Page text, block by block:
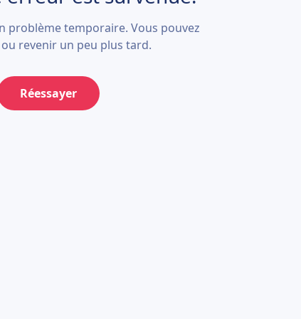
problème temporaire. Vous pouvez
ou revenir un peu plus tard.
Réessayer